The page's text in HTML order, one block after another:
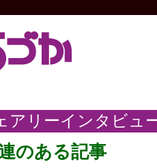
アリーインタビュ
のある記事